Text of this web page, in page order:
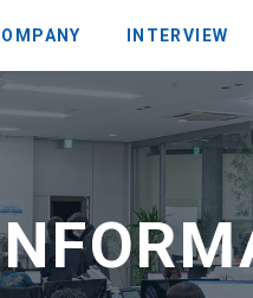
INTERVIEW